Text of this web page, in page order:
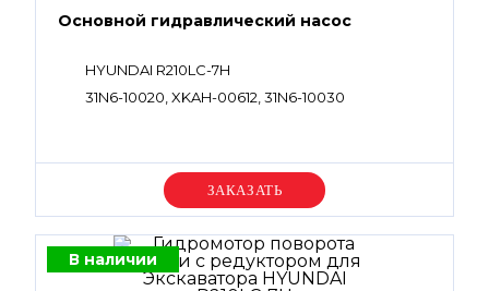
Основной гидравлический насос
HYUNDAI R210LC-7H
31N6-10020, XKAH-00612, 31N6-10030
Уточняйте цену
В наличии